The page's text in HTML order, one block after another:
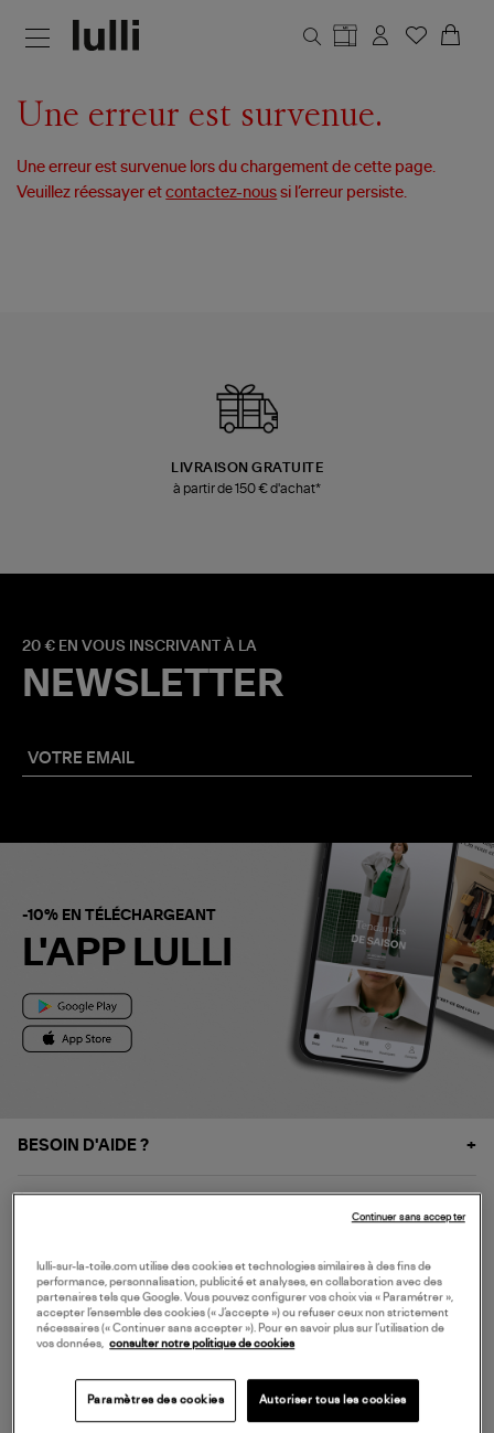
Une erreur est survenue.
Une erreur est survenue lors du chargement de cette page.
Veuillez réessayer etcontactez-nous si l’erreur persiste.
LIVRAISON GRATUITE
à partir de 150 € d'achat*
20 € EN VOUS INSCRIVANT À LA
NEWSLETTER
-10% EN TÉLÉCHARGEANT
L'APP LULLI
BESOIN D'AIDE ?
NOS SERVICES
SERVICE CLIENT
MODE DE PAIEMENT
lulli-sur-la-toile.com utilise des cookies et technologies similaires à des fins de
performance, personnalisation, publicité et analyses, en collaboration avec des
partenaires tels que Google. Vous pouvez configurer vos choix via « Paramétrer »,
accepter l’ensemble des cookies (« J’accepte ») ou refuser ceux non strictement
nécessaires (« Continuer sans accepter »). Pour en savoir plus sur l’utilisation de
vos données,
consulter notre politique de cookies
Paramètres des cookies Autoriser tous les cookies
Continuer sans accepter